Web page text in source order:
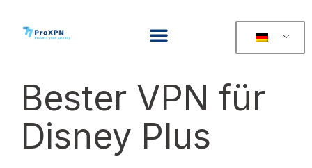
Bester VPN für
Disney Plus